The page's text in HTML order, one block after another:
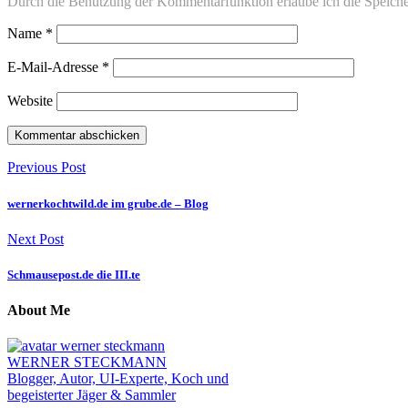
Name *
E-Mail-Adresse *
Website
Previous Post
wernerkochtwild.de im grube.de – Blog
Next Post
Schmausepost.de die III.te
About Me
WERNER STECKMANN
Blogger, Autor, UI-Experte, Koch und
begeisterter Jäger & Sammler